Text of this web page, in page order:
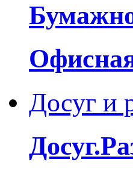
Досуг и